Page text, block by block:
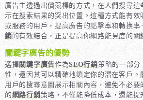
廣告主透過出價競標的方式，在人們搜尋這
示在搜索結果的突出位置。這種方式能有效
或服務的用戶，提高廣告的點擊率和轉換率
銷的有效結合，正是提高你網路能見度的關
關鍵字廣告的優勢
選擇關鍵字廣告作為SEO行銷策略的一部分
性，還因其可以精確地鎖定你的潛在客戶。
用戶的搜尋意圖展示相關內容，避免不必
的網路行銷策略，不僅能降低成本，還能提